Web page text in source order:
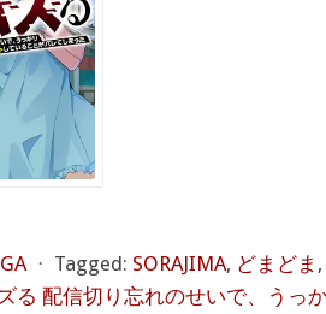
⋅ Tagged: SORAJIMA, どまどま ,
る 配信切り忘れのせいで、うっ